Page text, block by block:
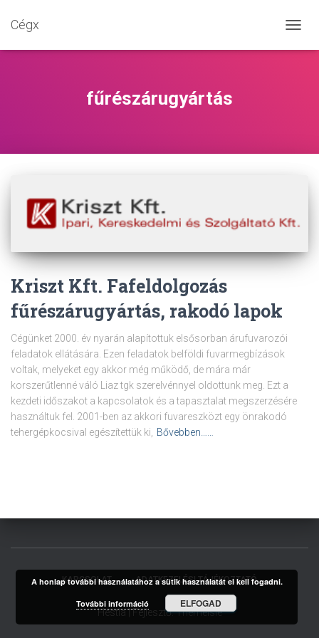
Cégx
BE-/
fűrészárugyártás
Kriszt Kft. Fafeldolgozás
fűrészárugyártás, rakodó lapok
Cégünket 2000. év nyarán alapítottuk elsősorban árufuvarozói
feladatok ellátására. Ezen feladatok belföldi fuvarmegbízások
voltak, melyeket egy akkor még működő, de mára már
korszerűtlenné váló Liaz tgk szerelvénnyel oldottunk meg. Ezt a
kezdeti időszakot a kapcsolatok és a tapasztalat megszerzésére
használtuk fel. 2001-ben az akkori fuvareszközt egy önrakodó
tehergépkocsival egészítettük ki,
Bővebben……
KAPCSOLAT ADATKEZELÉSI TÁJÉKOZTATÓ
Hestia | Fejlesztő:ThemeIsle
A honlap további használatához a sütik használatát el kell fogadni.
További információ ELFOGAD